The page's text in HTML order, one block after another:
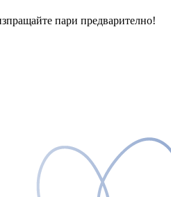
пари предварително!